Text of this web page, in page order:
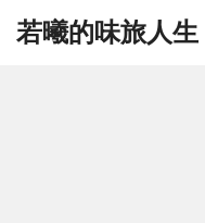
若曦的味旅人生